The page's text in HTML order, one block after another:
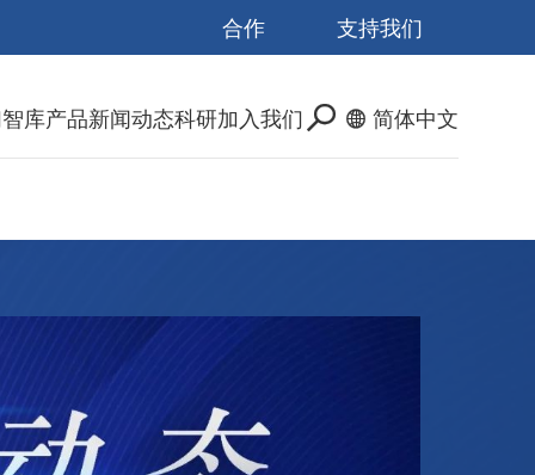
合作 支持我们
智库产品新闻动态科研加入我们 简体中文